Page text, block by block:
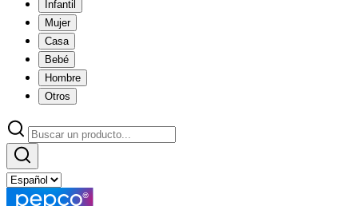
Infantil
Mujer
Casa
Bebé
Hombre
Otros